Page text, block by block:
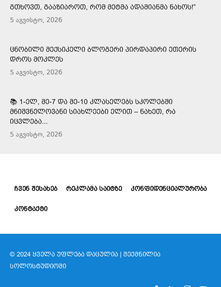
ᲒᲗᲮᲝᲕᲗ, ᲒᲐᲐᲖᲘᲐᲠᲝᲗ, ᲠᲝᲛ ᲛᲔᲢᲛᲐ ᲐᲓᲐᲛᲘᲐᲜᲛᲐ ᲜᲐᲮᲝᲡ!”
5 აგვისტო, 2026
ᲪᲜᲝᲑᲘᲚᲘ ᲛᲔᲥᲡᲘᲙᲔᲚᲘ ᲑᲚᲝᲒᲔᲠᲘ ᲞᲘᲠᲓᲐᲞᲘᲠᲘ ᲔᲗᲔᲠᲘᲡ
ᲓᲠᲝᲡ ᲛᲝᲙᲚᲔᲡ
5 აგვისტო, 2026
📚 1-ᲔᲚ, ᲛᲔ-7 ᲓᲐ ᲛᲔ-10 ᲙᲚᲐᲡᲔᲚᲔᲑᲡ ᲡᲙᲝᲚᲔᲑᲨᲘ
ᲛᲜᲘᲨᲕᲜᲔᲚᲝᲕᲐᲜᲘ ᲡᲘᲐᲮᲚᲔᲔᲑᲘ ᲔᲚᲘᲗ – ᲜᲐᲮᲔᲗ, ᲠᲐ
ᲘᲪᲕᲚᲔᲑᲐ...
5 აგვისტო, 2026
ᲩᲕᲔᲜ ᲨᲔᲡᲐᲮᲔᲑ ᲠᲔᲙᲚᲐᲛᲐ ᲡᲐᲘᲢᲖᲔ ᲙᲝᲜᲤᲘᲓᲔᲜᲪᲘᲐᲚᲣᲠᲝᲑᲐ
ᲙᲝᲜᲢᲐᲥᲢᲘ
© 2024 ᲧᲕᲔᲚᲐ ᲣᲤᲚᲔᲑᲐ ᲓᲐᲪᲣᲚᲘᲐ | ᲨᲔᲥᲛᲜᲘᲚᲘᲐ
ᲡᲝᲚᲝᲡᲢᲣᲓᲘᲝᲨᲘ